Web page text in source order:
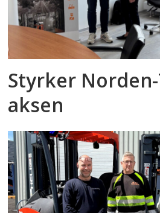
Styrker
aksen